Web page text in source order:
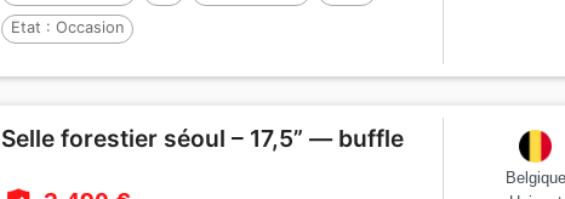
Etat :Occasion
Selle forestier séoul – 17,5” — buffle
Belgique